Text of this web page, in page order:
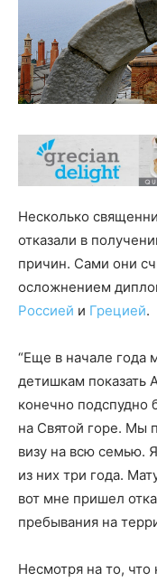
Несколько
отказали в
причин. Сами они
осложнением
Россией и Грецией.
“Еще в начале года
детишкам показать
конечно подспудно
на Святой горе. Мы
визу на всю семью.
из них три года.
вот мне пришел
пребывания на
Несмотря на то,